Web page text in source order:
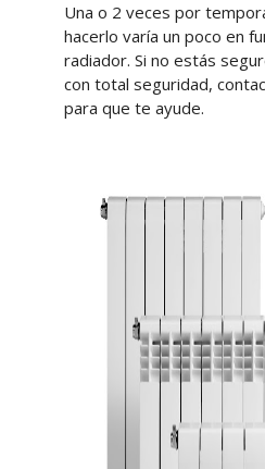
Una o 2 veces por
hacerlo varía un poco en
radiador. Si no estás
con total seguridad,
para que te ayude.